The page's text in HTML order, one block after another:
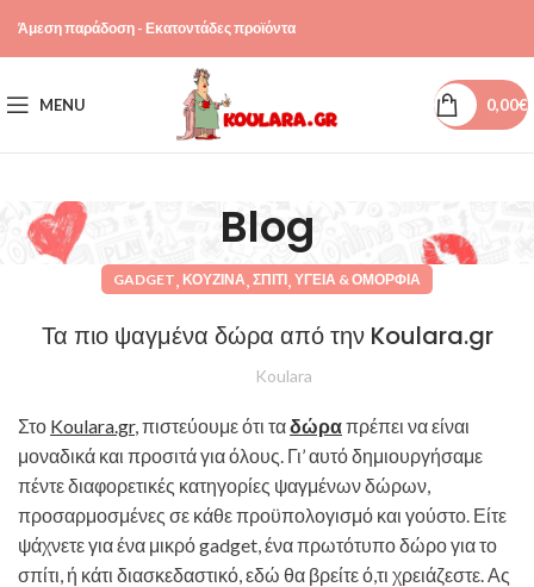
Άμεση παράδοση - Εκατοντάδες προϊόντα
MENU 0,00€
Blog
GADGET, ΚΟΥΖΊΝΑ, ΣΠΊΤΙ, ΥΓΕΊΑ & ΟΜΟΡΦΙΆ
Τα πιο ψαγμένα δώρα από την Koulara.gr
Koulara
Στο Koulara.gr, πιστεύουμε ότι ταδώραπρέπει να είναι
μοναδικά και προσιτά για όλους. Γι’ αυτό δημιουργήσαμε
πέντε διαφορετικές κατηγορίες ψαγμένων δώρων,
προσαρμοσμένες σε κάθε προϋπολογισμό και γούστο. Είτε
ψάχνετε για ένα μικρό gadget, ένα πρωτότυπο δώρο για το
σπίτι, ή κάτι διασκεδαστικό, εδώ θα βρείτε ό,τι χρειάζεστε. Ας